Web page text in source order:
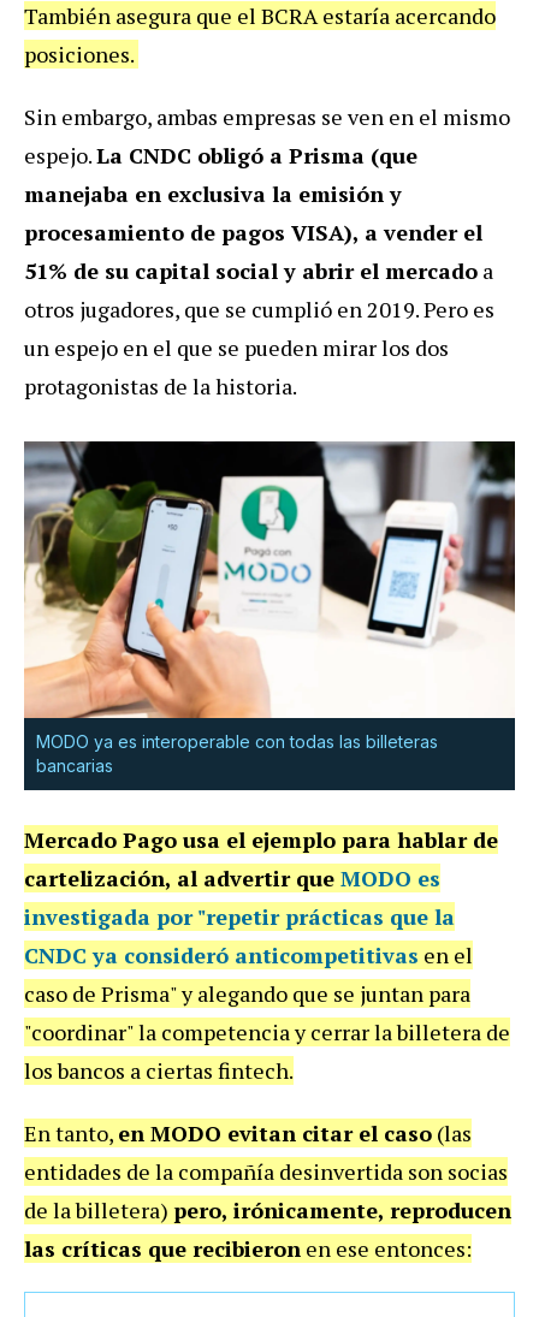
También asegura que el BCRA estaría acercando
posiciones.
Sin embargo, ambas empresas se ven en el mismo
espejo.La CNDC obligó a Prisma (que
manejaba en exclusiva la emisión y
procesamiento de pagos VISA), a vender el
51% de su capital social y abrir el mercado a
otros jugadores, que se cumplió en 2019. Pero es
un espejo en el que se pueden mirar los dos
protagonistas de la historia.
MODO ya es interoperable con todas las billeteras
bancarias
Mercado Pago usa el ejemplo para hablar de
cartelización, al advertir que MODO es
investigada por "repetir prácticas que la
CNDC ya consideró anticompetitivas en el
caso de Prisma" y alegando que se juntan para
"coordinar" la competencia y cerrar la billetera de
los bancos a ciertas fintech.
En tanto, en MODO evitan citar el caso (las
entidades de la compañía desinvertida son socias
de la billetera) pero, irónicamente, reproducen
las críticas que recibieron en ese entonces: